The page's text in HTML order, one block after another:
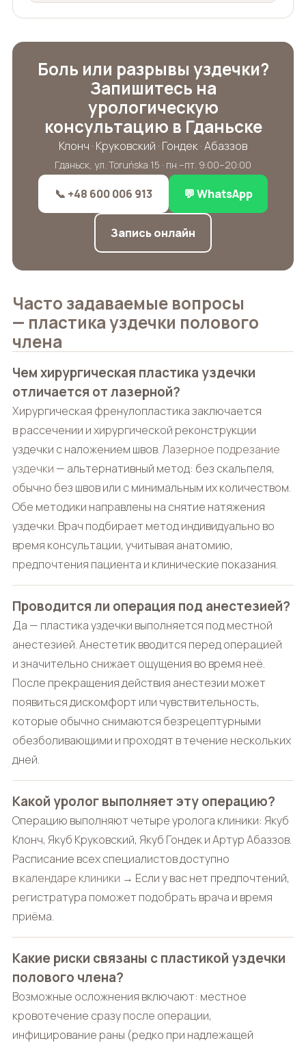
Боль или разрывы уздечки?
Запишитесь на
урологическую
консультацию в Гданьске
Клонч · Круковский · Гондек · Абаззов
Гданьск, ул. Toruńska 15 · пн.–пт. 9:00–20:00
📞 +48 600 006 913 💬 WhatsApp
Запись онлайн
Часто задаваемые вопросы
— пластика уздечки полового
члена
Чем хирургическая пластика уздечки
отличается от лазерной?
Хирургическая френулопластика заключается
в рассечении и хирургической реконструкции
уздечки с наложением швов.Лазерное подрезание
уздечки — альтернативный метод: без скальпеля,
обычно без швов или с минимальным их количеством.
Обе методики направлены на снятие натяжения
уздечки. Врач подбирает метод индивидуально во
время консультации, учитывая анатомию,
предпочтения пациента и клинические показания.
Проводится ли операция под анестезией?
Да — пластика уздечки выполняется под местной
анестезией. Анестетик вводится перед операцией
и значительно снижает ощущения во время неё.
После прекращения действия анестезии может
появиться дискомфорт или чувствительность,
которые обычно снимаются безрецептурными
обезболивающими и проходят в течение нескольких
дней.
Какой уролог выполняет эту операцию?
Операцию выполняют четыре уролога клиники: Якуб
Клонч, Якуб Круковский, Якуб Гондек и Артур Абаззов.
Расписание всех специалистов доступно
вкалендаре клиники → Если у вас нет предпочтений,
регистратура поможет подобрать врача и время
приёма.
Какие риски связаны с пластикой уздечки
полового члена?
Возможные осложнения включают: местное
кровотечение сразу после операции,
инфицирование раны (редко при надлежащей